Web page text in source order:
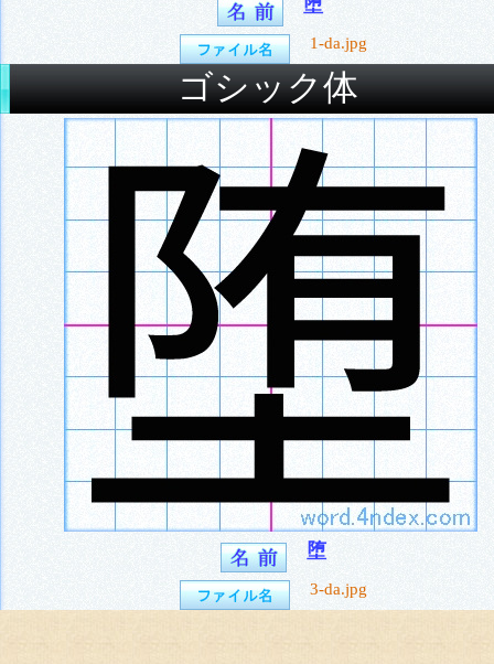
堕
1-da.jpg
ゴシック体
堕
3-da.jpg